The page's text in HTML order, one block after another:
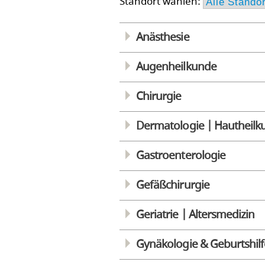
Anästhesie
Augenheilkunde
Chirurgie
Dermatologie |
Gastroenterologie
Gefäßchirurgie
Geriatrie | Altersmedizin
Gynäkologie &